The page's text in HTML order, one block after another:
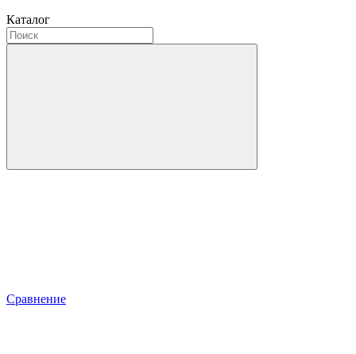
Каталог
Сравнение